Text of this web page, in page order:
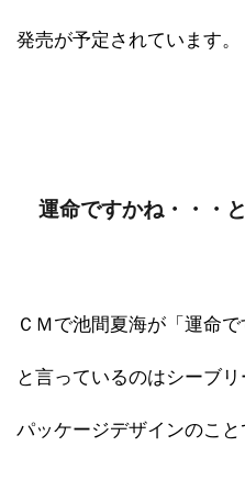
発売が予定されています。
運命ですかね・・・
ＣＭで池間夏海が「運命で
と言っているのはシーブ
パッケージデザインのこと